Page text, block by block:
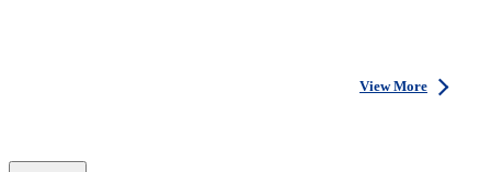
View More